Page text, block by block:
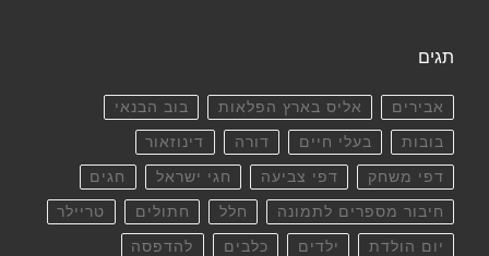
תגים
אבירים אליס בארץ הפלאות בוב הבנאי
בובות בעלי חיים דורה דינוזאור
דפי משחק דפי צביעה חגי ישראל חגים
חיבור מספרים לתמונה חלל חתולים טריילר
יום הולדת ילדים כלבים להדפסה